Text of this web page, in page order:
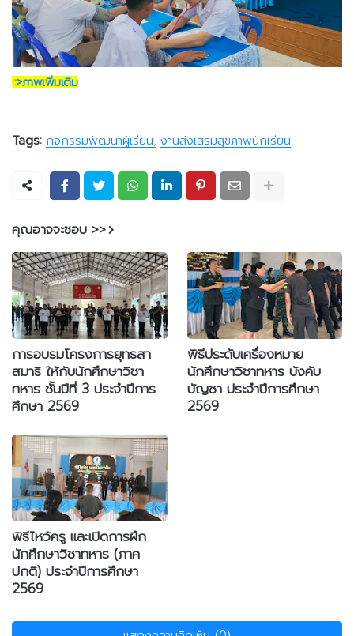
::>ภาพเพิ่มเติม
Tags: กิจกรรมพัฒนาผู้เรียน งานส่งเสริมสุขภาพนักเรียน
คุณอาจจะชอบ >>
การอบรมโครงการยุทธสา
สมาธิ ให้กับนักศึกษาวิชา
ทหาร ชั้นปีที่ 3 ประจำปีการ
ศึกษา 2569
พิธีประดับเครื่องหมาย
นักศึกษาวิชาทหาร บังคับ
บัญชา ประจำปีการศึกษา
2569
พิธีไหว้ครู และเปิดการฝึก
นักศึกษาวิชาทหาร (ภาค
ปกติ) ประจำปีการศึกษา
2569